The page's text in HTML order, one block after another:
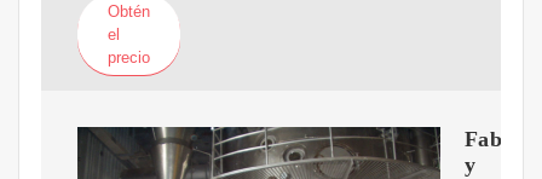
Obtén
el
precio
y